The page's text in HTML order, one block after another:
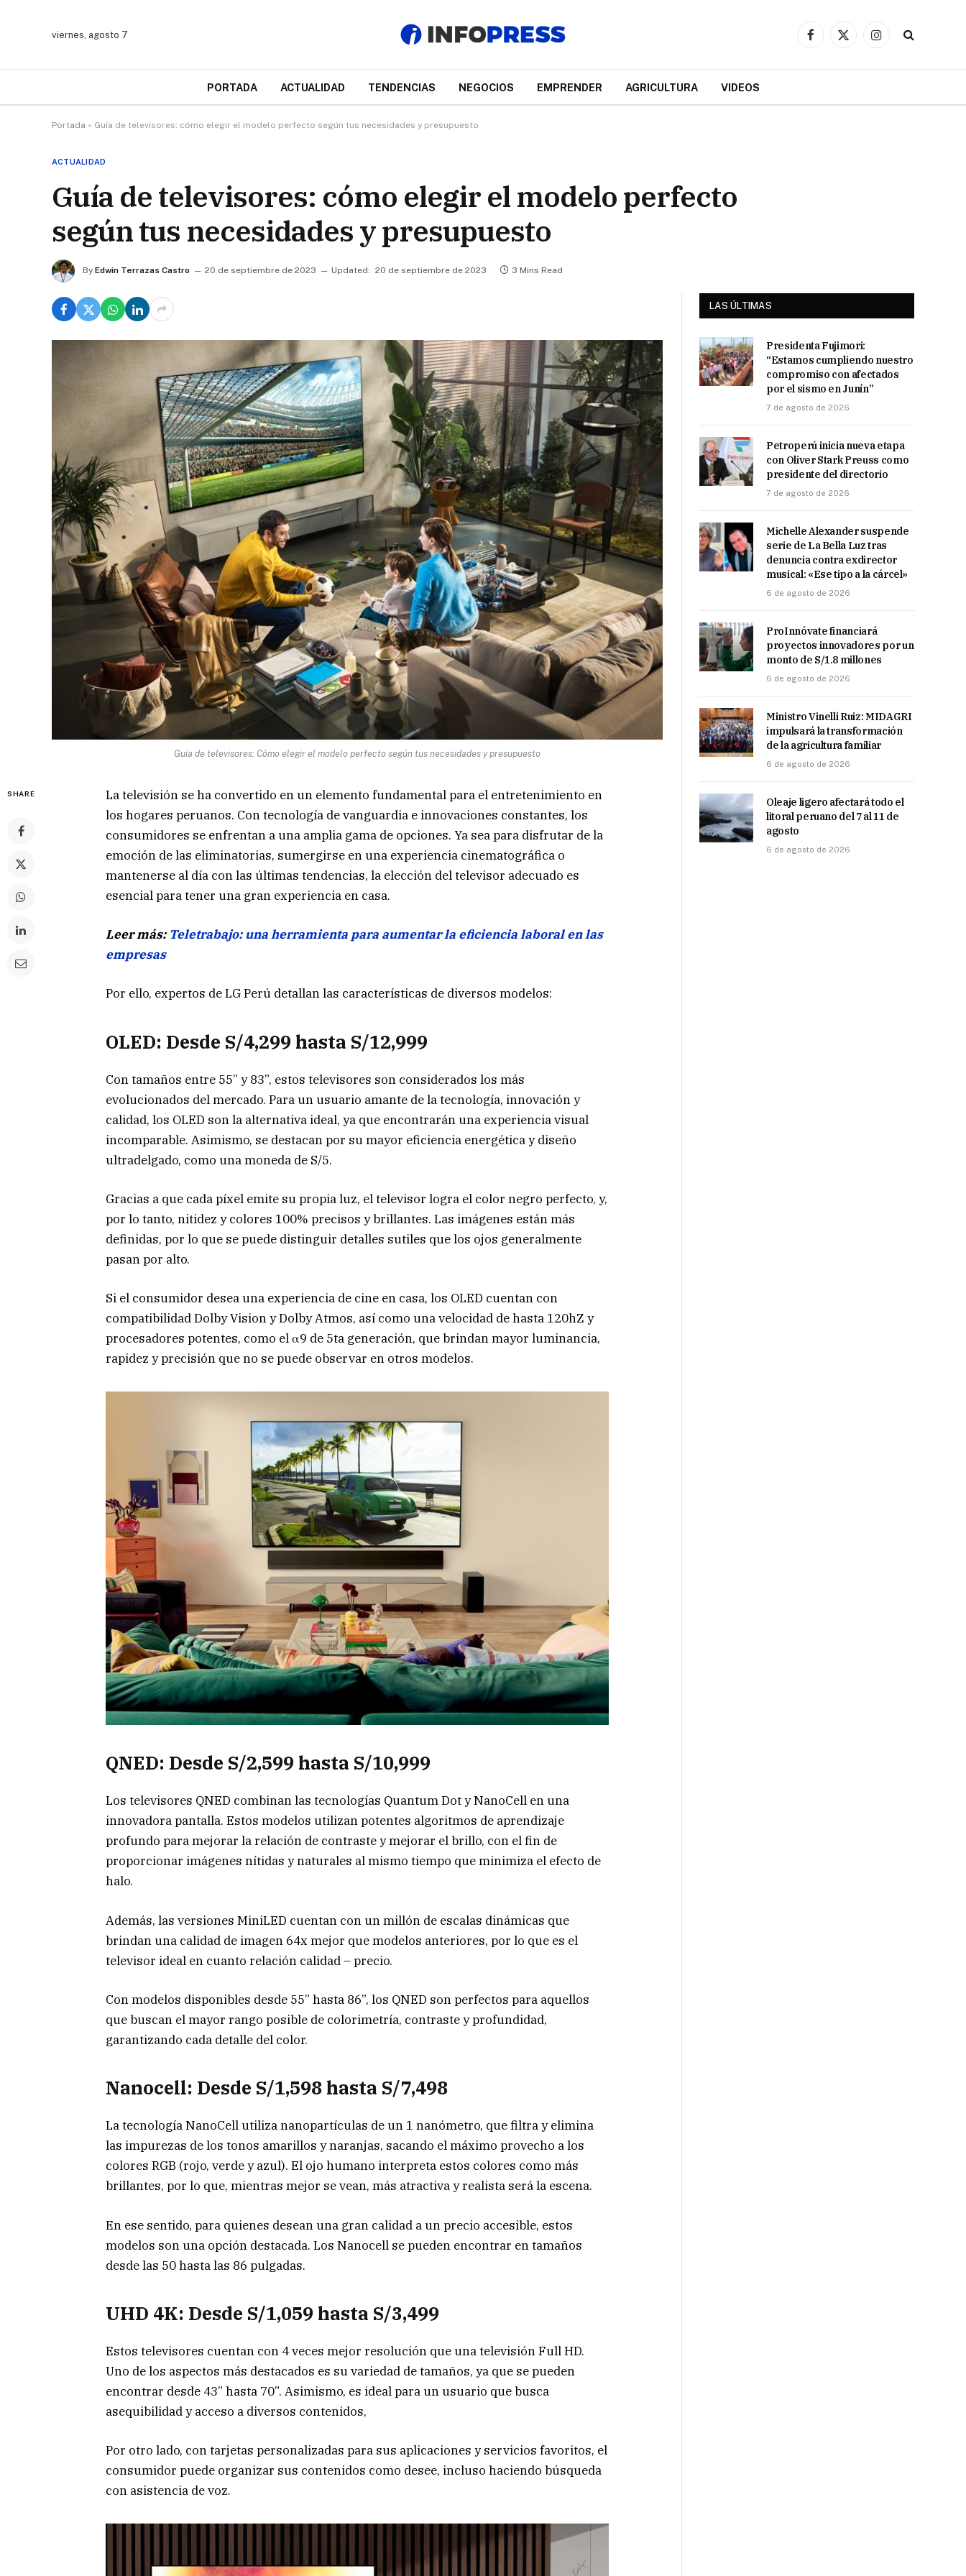
viernes, agosto 7
Facebook
X
Instagram
PORTADA ACTUALIDAD TENDENCIAS NEGOCIOS EMPRENDER AGRICULTURA VIDEOS
Portada » Guía de televisores: cómo elegir el modelo perfecto según tus necesidades y presupuesto
ACTUALIDAD
Guía de televisores: cómo elegir el modelo perfecto
según tus necesidades y presupuesto
By Edwin Terrazas Castro 20 de septiembre de 2023 Updated: 20 de septiembre de 2023 3 Mins Read
Guía de televisores: Cómo elegir el modelo perfecto según tus necesidades y presupuesto
SHARE
La televisión se ha convertido en un elemento fundamental para el entretenimiento en
los hogares peruanos. Con tecnología de vanguardia e innovaciones constantes, los
consumidores se enfrentan a una amplia gama de opciones. Ya sea para disfrutar de la
emoción de las eliminatorias, sumergirse en una experiencia cinematográfica o
mantenerse al día con las últimas tendencias, la elección del televisor adecuado es
esencial para tener una gran experiencia en casa.
Leer más: Teletrabajo: una herramienta para aumentar la eficiencia laboral en las
empresas
Por ello, expertos de LG Perú detallan las características de diversos modelos:
OLED: Desde S/4,299 hasta S/12,999
Con tamaños entre 55” y 83”, estos televisores son considerados los más
evolucionados del mercado. Para un usuario amante de la tecnología, innovación y
calidad, los OLED son la alternativa ideal, ya que encontrarán una experiencia visual
incomparable. Asimismo, se destacan por su mayor eficiencia energética y diseño
ultradelgado, como una moneda de S/5.
Gracias a que cada píxel emite su propia luz, el televisor logra el color negro perfecto, y,
por lo tanto, nitidez y colores 100% precisos y brillantes. Las imágenes están más
definidas, por lo que se puede distinguir detalles sutiles que los ojos generalmente
pasan por alto.
Si el consumidor desea una experiencia de cine en casa, los OLED cuentan con
compatibilidad Dolby Vision y Dolby Atmos, así como una velocidad de hasta 120hZ y
procesadores potentes, como el α9 de 5ta generación, que brindan mayor luminancia,
rapidez y precisión que no se puede observar en otros modelos.
QNED: Desde S/2,599 hasta S/10,999
Los televisores QNED combinan las tecnologías Quantum Dot y NanoCell en una
innovadora pantalla. Estos modelos utilizan potentes algoritmos de aprendizaje
profundo para mejorar la relación de contraste y mejorar el brillo, con el fin de
proporcionar imágenes nítidas y naturales al mismo tiempo que minimiza el efecto de
halo.
Además, las versiones MiniLED cuentan con un millón de escalas dinámicas que
brindan una calidad de imagen 64x mejor que modelos anteriores, por lo que es el
televisor ideal en cuanto relación calidad – precio.
Con modelos disponibles desde 55” hasta 86”, los QNED son perfectos para aquellos
que buscan el mayor rango posible de colorimetría, contraste y profundidad,
garantizando cada detalle del color.
Nanocell: Desde S/1,598 hasta S/7,498
La tecnología NanoCell utiliza nanopartículas de un 1 nanómetro, que filtra y elimina
las impurezas de los tonos amarillos y naranjas, sacando el máximo provecho a los
colores RGB (rojo, verde y azul). El ojo humano interpreta estos colores como más
brillantes, por lo que, mientras mejor se vean, más atractiva y realista será la escena.
En ese sentido, para quienes desean una gran calidad a un precio accesible, estos
modelos son una opción destacada. Los Nanocell se pueden encontrar en tamaños
desde las 50 hasta las 86 pulgadas.
UHD 4K: Desde S/1,059 hasta S/3,499
Estos televisores cuentan con 4 veces mejor resolución que una televisión Full HD.
Uno de los aspectos más destacados es su variedad de tamaños, ya que se pueden
encontrar desde 43” hasta 70”. Asimismo, es ideal para un usuario que busca
asequibilidad y acceso a diversos contenidos,
Por otro lado, con tarjetas personalizadas para sus aplicaciones y servicios favoritos, el
consumidor puede organizar sus contenidos como desee, incluso haciendo búsqueda
con asistencia de voz.
LAS ÚLTIMAS
Presidenta Fujimori:
“Estamos cumpliendo nuestro
compromiso con afectados
por el sismo en Junín”
7 de agosto de 2026
Petroperú inicia nueva etapa
con Oliver Stark Preuss como
presidente del directorio
7 de agosto de 2026
Michelle Alexander suspende
serie de La Bella Luz tras
denuncia contra exdirector
musical: «Ese tipo a la cárcel»
6 de agosto de 2026
ProInnóvate financiará
proyectos innovadores por un
monto de S/1.8 millones
6 de agosto de 2026
Ministro Vinelli Ruiz: MIDAGRI
impulsará la transformación
de la agricultura familiar
6 de agosto de 2026
Oleaje ligero afectará todo el
litoral peruano del 7 al 11 de
agosto
6 de agosto de 2026